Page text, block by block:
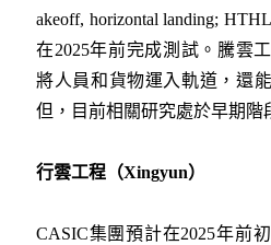
akeoff, horizontal landing;
在2025年前完成測試。騰雲
將人員和貨物運入軌道，還
但，目前相關研究處於早期階
行雲工程（Xingyun）
CASIC集團預計在2025年前